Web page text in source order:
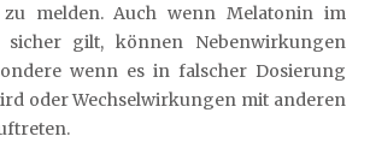
melden. Auch wenn Melatonin im
sicher gilt, können Nebenwirkungen
wenn es in falscher Dosierung
oder Wechselwirkungen mit anderen